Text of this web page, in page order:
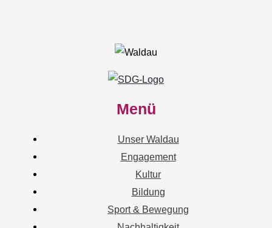
Menü
Unser Waldau
Engagement
Kultur
Bildung
Sport & Bewegung